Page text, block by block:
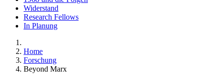
Widerstand
Research Fellows
In Planung
Home
Forschung
Beyond Marx